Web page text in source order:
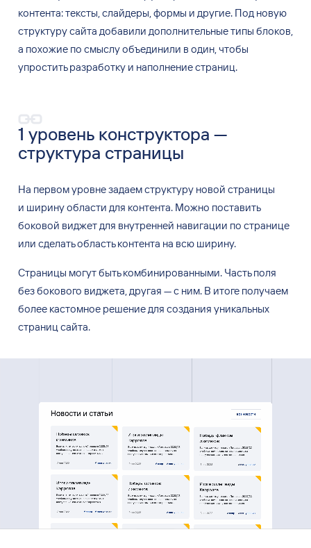
контента: тексты, слайдеры, формы и другие. Под новую
структуру сайта добавили дополнительные типы блоков,
а похожие по смыслу объединили в один, чтобы
упростить разработку и наполнение страниц.
1 уровень конструктора —
структура страницы
На первом уровне задаем структуру новой страницы
и ширину области для контента. Можно поставить
боковой виджет для внутренней навигации по странице
или сделать область контента на всю ширину.
Страницы могут быть комбинированными. Часть поля
безбокового виджета, другая — с ним. В итоге получаем
более кастомное решение для создания уникальных
страниц сайта.